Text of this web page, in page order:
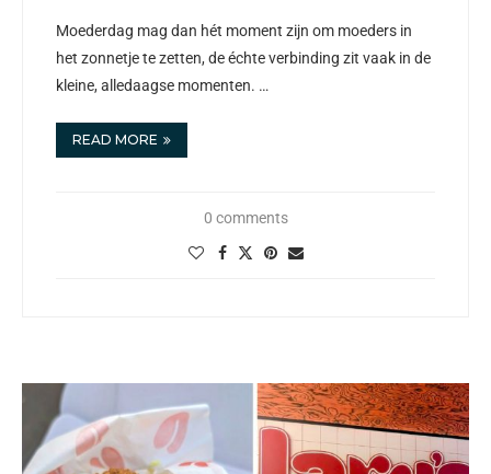
Moederdag mag dan hét moment zijn om moeders in
het zonnetje te zetten, de échte verbinding zit vaak in de
kleine, alledaagse momenten. …
READ MORE
0 comments